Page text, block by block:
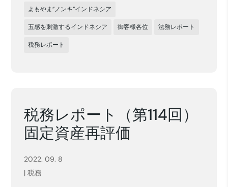
よもやま”ノンキ”インドネシア
五感を刺激するインドネシア 御客様各位 法務レポート
税務レポート
税務レポート（第114回）
固定資産再評価
2022. 09. 8
|税務